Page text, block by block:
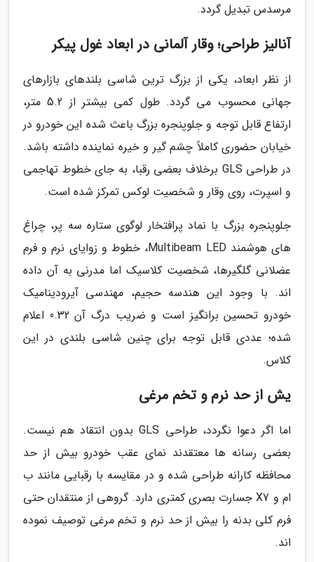
مرسدس تبدیل گردد.
آنالیز طراحی؛ وقار آلمانی در ابعاد غول پیکر
از نظر ابعاد، یکی از بزرگ ترین شاسی بلندهای بازارهای
جهانی محسوب می گردد. طول کمی بیشتر از 5.2 متر،
ارتفاع قابل توجه و جلوپنجره بزرگ باعث شده این خودرو در
خیابان حضوری کاملاً چشم گیر و خیره نماینده داشته باشد.
در طراحی GLS برخلاف بعضی رقبا، به جای خطوط تهاجمی
و اسپرت، روی وقار و شخصیت لوکس تمرکز شده است.
جلوپنجره بزرگ با نماد پرافتخار لوگوی ستاره سه پر، چراغ
های هوشمند Multibeam LED، خطوط و زوایای نرم و فرم
عضلانی گلگیرها، شخصیت کلاسیک اما مدرنی به آن داده
اند. با وجود این هندسه حجیم، مهندسی آیرودینامیک
خودرو تحسین برانگیز است و ضریب درگ آن 0.32 اعلام
شده؛ عددی قابل توجه برای چنین شاسی بلندی در این
کلاس.
یش از حد نرم و تخم مرغی
اما اگر دعوا نگردد، طراحی GLS بدون انتقاد هم نیست.
بعضی رسانه ها معتقدند نمای عقب خودرو بیش از حد
محافظه کارانه طراحی شده و در مقایسه با رقبایی مانند ب
ام و X7 جسارت بصری کمتری دارد. گروهی از منتقدان حتی
فرم کلی بدنه را بیش از حد نرم و تخم مرغی توصیف نموده
اند.